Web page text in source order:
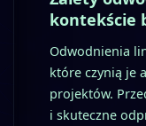
kontekście
Odwodnienia
które czynią je
projektów.
i skuteczne